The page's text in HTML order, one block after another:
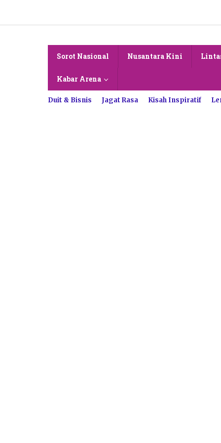
konten
Sorot Nasional Nusantara Kini
Kabar Arena
Duit & Bisnis Jagat Rasa Kisah Inspiratif